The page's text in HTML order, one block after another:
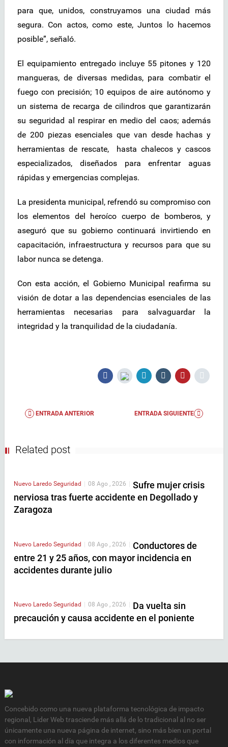
para que, unidos, construyamos una ciudad más
segura. Con actos, como este, Juntos lo hacemos
posible”, señaló.
El equipamiento entregado incluye 55 pitones y 120
mangueras, de diversas medidas, para combatir el
fuego con precisión; 10 equipos de aire autónomo y
un sistema de recarga de cilindros que garantizarán
su seguridad al respirar en medio del caos; además
de 200 piezas esenciales que van desde hachas y
herramientas de rescate, hasta chalecos y cascos
especializados, diseñados para enfrentar aguas
rápidas y emergencias complejas.
La presidenta municipal, refrendó su compromiso con
los elementos del heroíco cuerpo de bomberos, y
aseguró que su gobierno continuará invirtiendo en
capacitación, infraestructura y recursos para que su
labor nunca se detenga.
Con esta acción, el Gobierno Municipal reafirma su
visión de dotar a las dependencias esenciales de las
herramientas necesarias para salvaguardar la
integridad y la tranquilidad de la ciudadanía.
ENTRADA ANTERIOR ENTRADA SIGUIENTE
Related post
Nuevo Laredo Seguridad 08 Ago , 2026
Sufre mujer crisis
nerviosa tras fuerte accidente en Degollado y
Zaragoza
Nuevo Laredo Seguridad | 08 Ago , 2026 | Conductores de
entre 21 y 25 años, con mayor incidencia en
accidentes durante julio
Nuevo Laredo Seguridad 08 Ago , 2026
Da vuelta sin
precaución y causa accidente en el poniente
Concebido como una nueva plataforma tecnológica de impacto
regional, Lider Web trasciende más allá de lo tradicional al no ser
únicamente una nueva página de internet, sino más bien un portal
con información al día que integra a los diferentes medios que